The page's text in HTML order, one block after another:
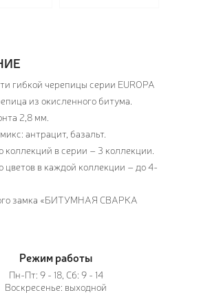
гибкой черепицы серии EUROPA
из окисленного битума.
2,8 мм.
антрацит, базальт.
коллекций в серии – 3 коллекции.
цветов в каждой коллекции – до 4-
замка «БИТУМНАЯ СВАРКА
Режим работы
Пн-Пт: 9 - 18, Сб: 9 - 14
Воскресенье: выходной